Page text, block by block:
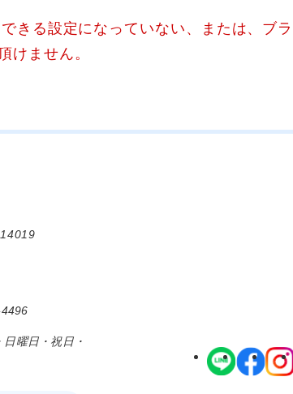
きる設定になっていない、または、ブ
けません。
曜日・祝日・